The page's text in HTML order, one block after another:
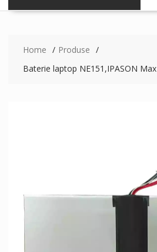
Home
Produse
Baterie laptop NE151,IPASON